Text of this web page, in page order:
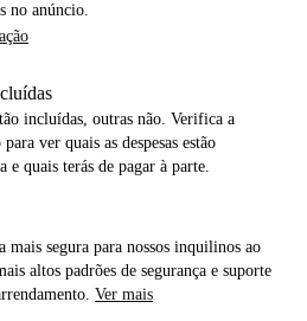
no anúncio.
incluídas, outras não. Verifica a
ver quais as despesas estão
e quais terás de pagar à parte.
mais segura para nossos inquilinos ao
altos padrões de segurança e suporte
Ver mais